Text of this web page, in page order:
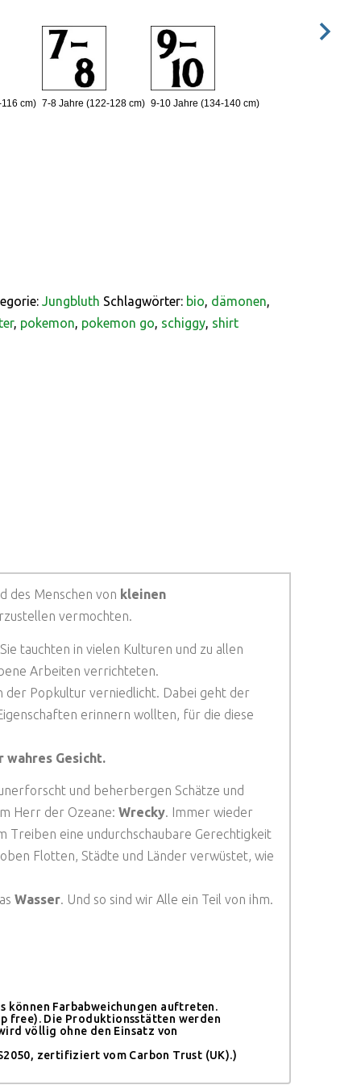
cm) 7-8 Jahre (122-128 cm) 9-10 Jahre (134-140 cm)
Jungbluth Schlagwörter: bio dämonen
, pokemon pokemon go schiggy shirt
des Menschen von kleinen
vermochten.
tauchten in vielen Kulturen und zu allen
Arbeiten verrichteten.
der Popkultur verniedlicht. Dabei geht der
erinnern wollten, für die diese
wahres Gesicht.
und beherbergen Schätze und
Herr der Ozeane: Wrecky. Immer wieder
Treiben eine undurchschaubare Gerechtigkeit
Flotten, Städte und Länder verwüstet, wie
Wasser. Und so sind wir Alle ein Teil von ihm.
können Farbabweichungen auftreten.
free). Die Produktionsstätten werden
völlig ohne den Einsatz von
zertifiziert vom Carbon Trust (UK).)